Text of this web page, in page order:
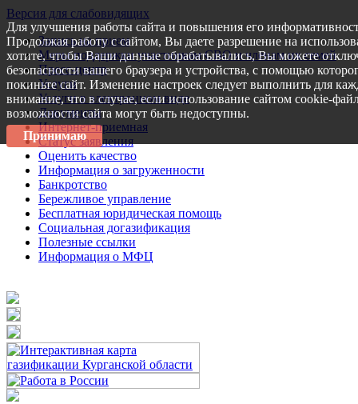
Версия для слабовидящих
Запись на прием
Меры поддержки участникам СВО и членам их семей
Пресс-центр
Услуги
Услуги в электронном виде
Документы
Интернет-приемная
Статус заявления
Оценить качество
Информация о загруженности
Банкротство
Бережливое управление
Бесплатная юридическая помощь
Социальная догазификация
Полезные ссылки
Информация о МФЦ
Для улучшения работы сайта и повышения его
Продолжая работу с сайтом, Вы даете разрешение на
хотите, чтобы Ваши данные обрабатывались, Вы можете
безопасности вашего браузера и устройства, с помощью
покиньте сайт. Изменение настроек следует выполнить для
внимание, что в случае, если использование сайтом cookie-
возможности сайта могут быть недоступны.
Принимаю